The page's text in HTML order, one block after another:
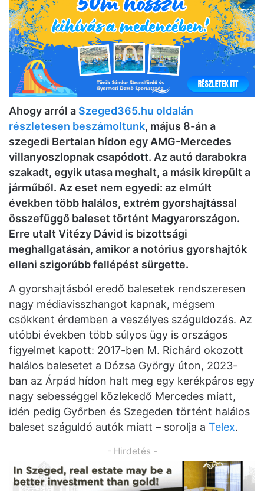
Ahogy arról a Szeged365.hu oldalán
részletesen beszámoltunk, május 8-án a
szegedi Bertalan hídon egy AMG-Mercedes
villanyoszlopnak csapódott. Az autó darabokra
szakadt, egyik utasa meghalt, a másik kirepült a
járműből. Az eset nem egyedi: az elmúlt
években több halálos, extrém gyorshajtással
összefüggő baleset történt Magyarországon.
Erre utalt Vitézy Dávid is bizottsági
meghallgatásán, amikor a notórius gyorshajtók
elleni szigorúbb fellépést sürgette.
A gyorshajtásból eredő balesetek rendszeresen
nagy médiavisszhangot kapnak, mégsem
csökkent érdemben a veszélyes száguldozás. Az
utóbbi években több súlyos ügy is országos
figyelmet kapott: 2017-ben M. Richárd okozott
halálos balesetet a Dózsa György úton, 2023-
ban az Árpád hídon halt meg egy kerékpáros egy
nagy sebességgel közlekedő Mercedes miatt,
idén pedig Győrben és Szegeden történt halálos
baleset száguldó autók miatt – sorolja a Telex.
- Hirdetés -